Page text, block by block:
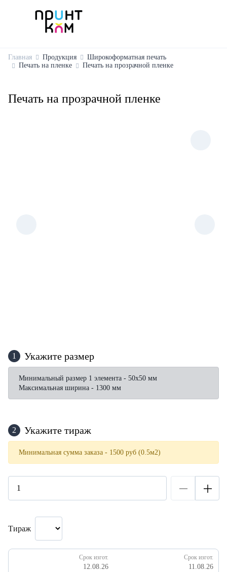
Главная Продукция
Широкоформатная печать
Печать на пленке
Печать на прозрачной пленке
Печать на прозрачной пленке
1 Укажите размер
Минимальный размер 1 элемента - 50х50 мм
Максимальная ширина - 1300 мм
2 Укажите тираж
Минимальная сумма заказа - 1500 руб (0.5м2)
Тираж
Срок изгот.
12.08.26
Срок изгот.
11.08.26